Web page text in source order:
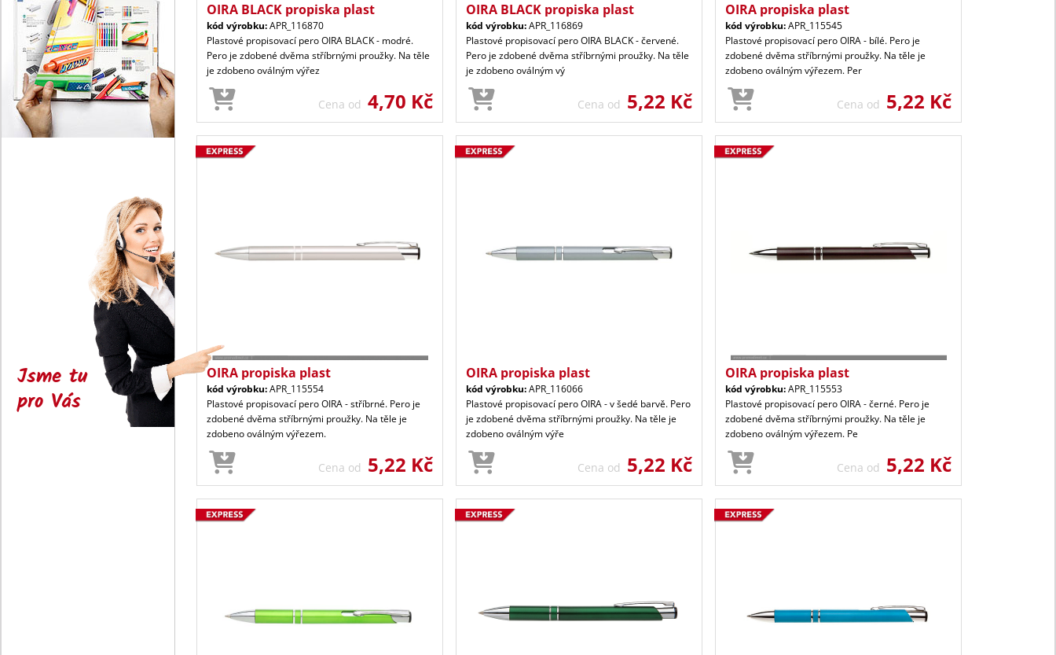
Jsme tu
pro Vás
OIRA BLACK propiska plast
kód výrobku:APR_116870
Plastové propisovací pero OIRA BLACK - modré.
Pero je zdobené dvěma stříbrnými proužky. Na těle
je zdobeno oválným výřez
Cena od 4,70 Kč
OIRA BLACK propiska plast
kód výrobku:APR_116869
Plastové propisovací pero OIRA BLACK - červené.
Pero je zdobené dvěma stříbrnými proužky. Na těle
je zdobeno oválným vý
Cena od 5,22 Kč
OIRA propiska plast
kód výrobku:APR_115545
Plastové propisovací pero OIRA - bílé. Pero je
zdobené dvěma stříbrnými proužky. Na těle je
zdobeno oválným výřezem. Per
Cena od 5,22 Kč
OIRA propiska plast
kód výrobku:APR_115554
Plastové propisovací pero OIRA - stříbrné. Pero je
zdobené dvěma stříbrnými proužky. Na těle je
zdobeno oválným výřezem.
Cena od 5,22 Kč
OIRA propiska plast
kód výrobku:APR_116066
Plastové propisovací pero OIRA - v šedé barvě. Pero
je zdobené dvěma stříbrnými proužky. Na těle je
zdobeno oválným výře
Cena od 5,22 Kč
OIRA propiska plast
kód výrobku:APR_115553
Plastové propisovací pero OIRA - černé. Pero je
zdobené dvěma stříbrnými proužky. Na těle je
zdobeno oválným výřezem. Pe
Cena od 5,22 Kč